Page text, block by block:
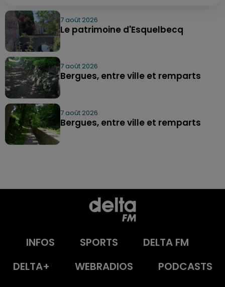
7 août 2026
Le patrimoine d'Esquelbecq
7 août 2026
Bergues, entre ville et remparts
7 août 2026
Bergues, entre ville et remparts
INFOS SPORTS
DELTA FM
DELTA+
WEBRADIOS
PODCASTS